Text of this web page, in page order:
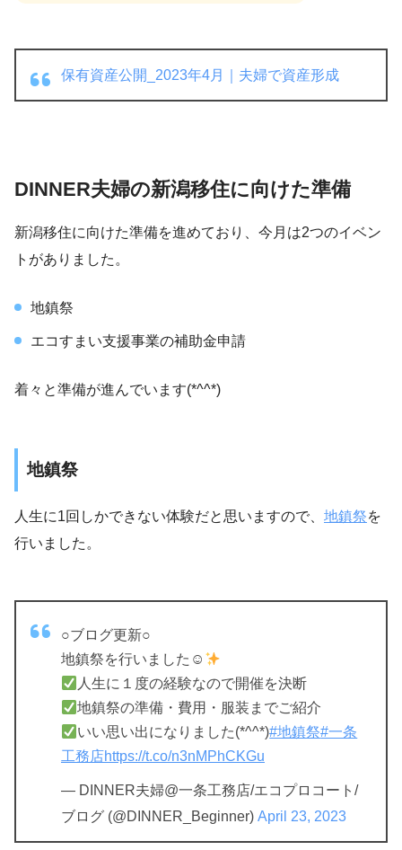
保有資産公開_2023年4月｜夫婦で資産形成
DINNER夫婦の新潟移住に向けた準備
新潟移住に向けた準備を進めており、今月は2つのイベン
トがありました。
地鎮祭
エコすまい支援事業の補助金申請
着々と準備が進んでいます(*^^*)
地鎮祭
人生に1回しかできない体験だと思いますので、 地鎮祭を
行いました。
○ブログ更新○
地鎮祭を行いました☺
人生に１度の経験なので開催を決断
地鎮祭の準備・費用・服装までご紹介
いい思い出になりました(*^^*)#地鎮祭#一条
工務店https://t.co/n3nMPhCKGu
— DINNER夫婦@一条工務店/エコプロコート/
ブログ (@DINNER_Beginner) April 23, 2023